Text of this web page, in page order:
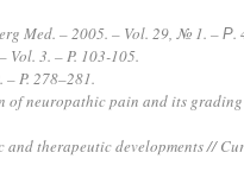
Med. – 2005. – Vol. 29, № 1. – Р.
3. – P. 103-105.
P. 278–281.
neuropathic pain and its grading
and therapeutic developments //